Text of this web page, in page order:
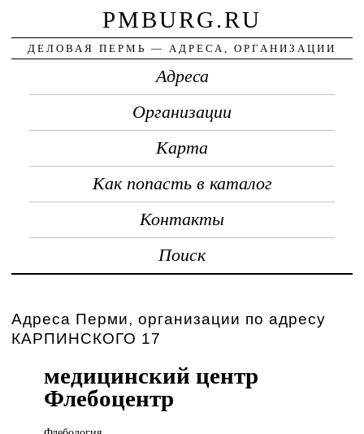
PMBURG.RU
ДЕЛОВАЯ ПЕРМЬ — АДРЕСА, ОРГАНИЗАЦИИ
Адреса
Организации
Карта
Как попасть в каталог
Контакты
Поиск
Адреса Перми, организации по адресу
КАРПИНСКОГО 17
медицинский центр
Флебоцентр